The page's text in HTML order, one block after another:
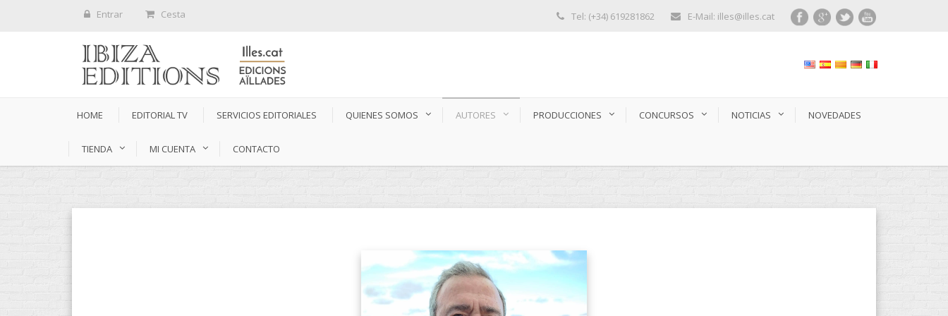
Entrar Cesta Tel: (+34) 619281862 E-Mail: illes@illes.cat
HOME EDITORIAL TV SERVICIOS EDITORIALES QUIENES SOMOS AUTORES PRODUCCIONES CONCURSOS NOTICIAS NOVEDADES
TIENDA MI CUENTA CONTACTO